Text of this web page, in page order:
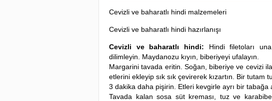
Cevizli ve baharatlı hindi malzemeleri
Cevizli ve baharatlı hindi hazırlanışı
Cevizli ve baharatlı hindi: Hindi filetoları
dilimleyin. Maydanozu kıyın, biberiyeyi ufalayın.
Margarini tavada eritin. Soğan, biberiye ve cevizi
etlerini ekleyip sık sık çevirerek kızartın. Bir
3 dakika daha pişirin. Etleri kevgirle ayrı bir tabağa
Tavada kalan sosa süt kreması, tuz ve